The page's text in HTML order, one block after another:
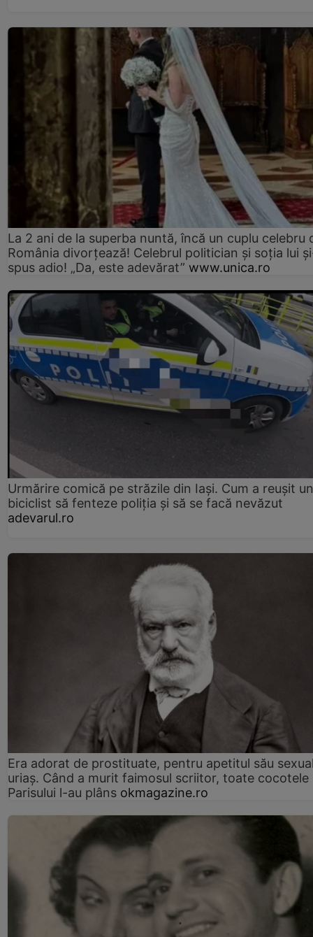
La 2 ani de la superba nuntă, încă un cuplu celebru
România divorțează! Celebrul politician și soția lui
spus adio! „Da, este adevărat” www.unica.ro
Urmărire comică pe străzile din Iași. Cum a reușit un
biciclist să fenteze poliția și să se facă nevăzut
adevarul.ro
Era adorat de prostituate, pentru apetitul său
uriaș. Când a murit faimosul scriitor, toate cocotele
Parisului l-au plâns okmagazine.ro